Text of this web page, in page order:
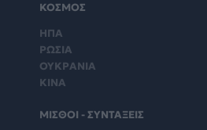
ΚΟΣΜΟΣ
ΗΠΑ
ΡΩΣΙΑ
ΟΥΚΡΑΝΙΑ
ΚΙΝΑ
ΜΙΣΘΟΙ - ΣΥΝΤΑΞΕΙΣ